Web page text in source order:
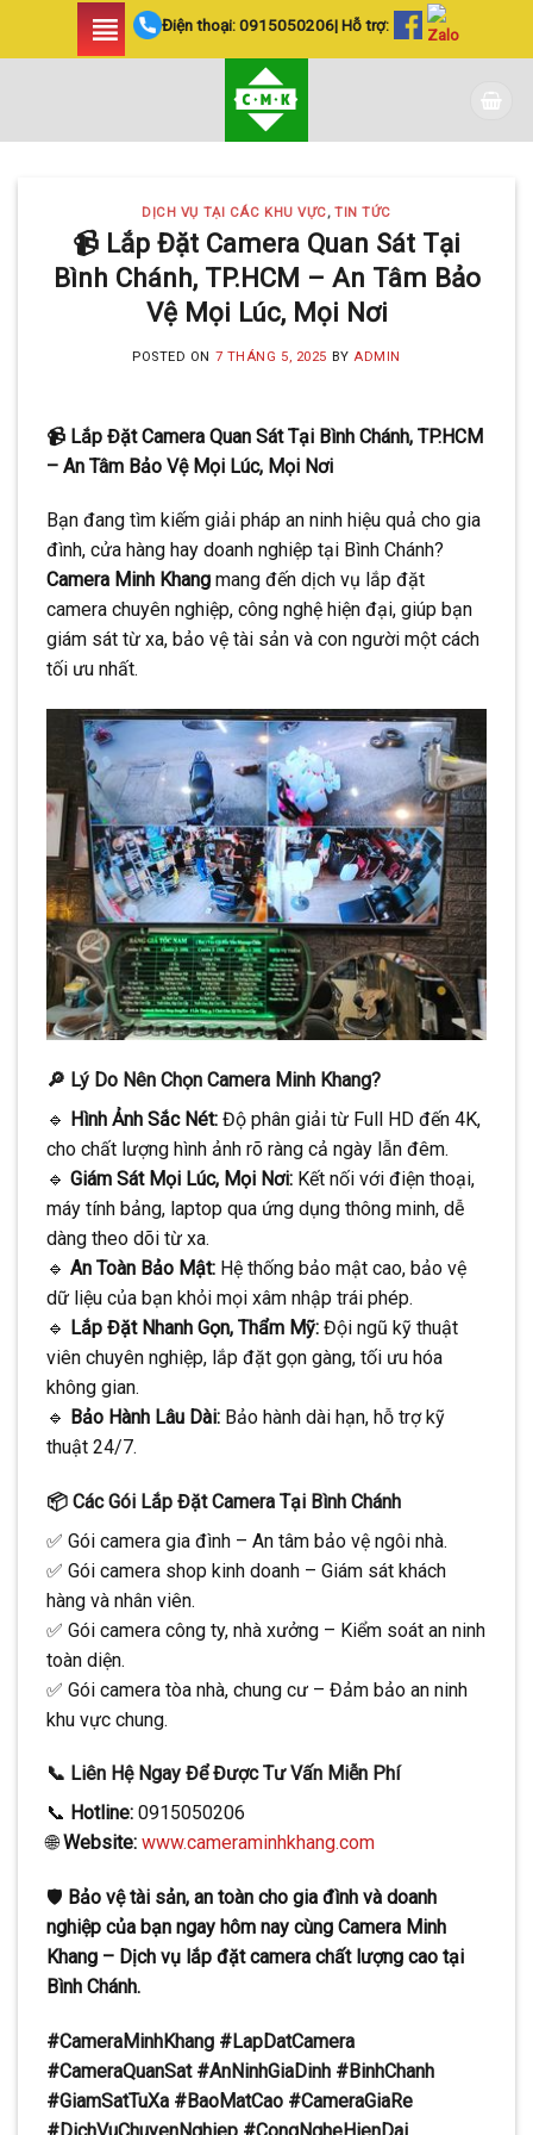
Điện thoại:0915050206| Hỗ trợ:
DỊCH VỤ TẠI CÁC KHU VỰC,TIN TỨC
📹 Lắp Đặt Camera Quan Sát Tại
Bình Chánh, TP.HCM – An Tâm Bảo
Vệ Mọi Lúc, Mọi Nơi
POSTED ON 7 THÁNG 5, 2025 BY ADMIN
📹 Lắp Đặt Camera Quan Sát Tại Bình Chánh, TP.HCM
– An Tâm Bảo Vệ Mọi Lúc, Mọi Nơi
Bạn đang tìm kiếm giải pháp an ninh hiệu quả cho gia
đình, cửa hàng hay doanh nghiệp tại Bình Chánh?
Camera Minh Khang mang đến dịch vụ lắp đặt
camera chuyên nghiệp, công nghệ hiện đại, giúp bạn
giám sát từ xa, bảo vệ tài sản và con người một cách
tối ưu nhất.
🔎 Lý Do Nên Chọn Camera Minh Khang?
🔹 Hình Ảnh Sắc Nét: Độ phân giải từ Full HD đến 4K,
cho chất lượng hình ảnh rõ ràng cả ngày lẫn đêm.
🔹 Giám Sát Mọi Lúc, Mọi Nơi: Kết nối với điện thoại,
máy tính bảng, laptop qua ứng dụng thông minh, dễ
dàng theo dõi từ xa.
🔹 An Toàn Bảo Mật: Hệ thống bảo mật cao, bảo vệ
dữ liệu của bạn khỏi mọi xâm nhập trái phép.
🔹 Lắp Đặt Nhanh Gọn, Thẩm Mỹ: Đội ngũ kỹ thuật
viên chuyên nghiệp, lắp đặt gọn gàng, tối ưu hóa
không gian.
🔹 Bảo Hành Lâu Dài: Bảo hành dài hạn, hỗ trợ kỹ
thuật 24/7.
📦 Các Gói Lắp Đặt Camera Tại Bình Chánh
✅ Gói camera gia đình – An tâm bảo vệ ngôi nhà.
✅ Gói camera shop kinh doanh – Giám sát khách
hàng và nhân viên.
✅ Gói camera công ty, nhà xưởng – Kiểm soát an ninh
toàn diện.
✅ Gói camera tòa nhà, chung cư – Đảm bảo an ninh
khu vực chung.
📞 Liên Hệ Ngay Để Được Tư Vấn Miễn Phí
📞 Hotline: 0915050206
🌐Website: www.cameraminhkhang.com
🛡️ Bảo vệ tài sản, an toàn cho gia đình và doanh
nghiệp của bạn ngay hôm nay cùng Camera Minh
Khang – Dịch vụ lắp đặt camera chất lượng cao tại
Bình Chánh.
#CameraMinhKhang #LapDatCamera
#CameraQuanSat #AnNinhGiaDinh #BinhChanh
#GiamSatTuXa #BaoMatCao #CameraGiaRe